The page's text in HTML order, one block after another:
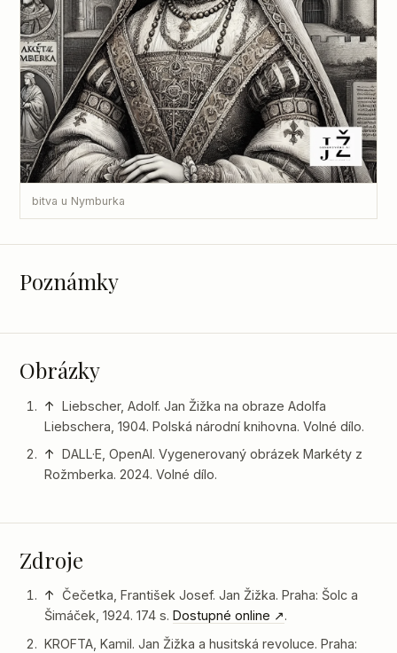
bitva u Nymburka
Poznámky
Obrázky
↑ Liebscher, Adolf. Jan Žižka na obraze Adolfa
Liebschera, 1904. Polská národní knihovna. Volné dílo.
↑
DALL·E, OpenAI. Vygenerovaný obrázek Markéty z
Rožmberka. 2024. Volné dílo.
Zdroje
↑
Čečetka, František Josef. Jan Žižka. Praha: Šolc a
Šimáček, 1924. 174 s. Dostupné online
.
KROFTA, Kamil. Jan Žižka a husitská revoluce. Praha: